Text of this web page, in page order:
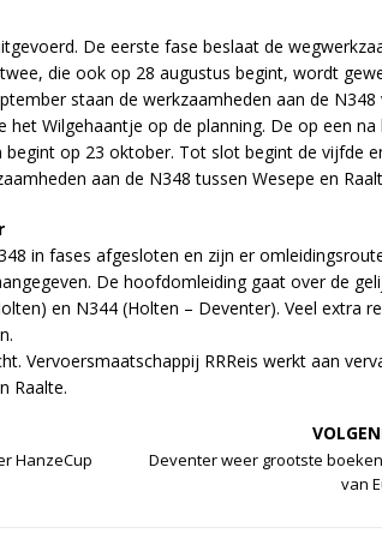
De eerste fase beslaat de
die ook op 28 augustus begint, wordt
staan de werkzaamheden aan de N348
het Wilgehaantje op de planning. De op een
op 23 oktober. Tot slot begint de vijfde
aan de N348 tussen Wesepe en
in fases afgesloten en zijn er
De hoofdomleiding gaat over de
en N344 (Holten – Deventer). Veel extra
Vervoersmaatschappij RRReis werkt aan
Raalte.
HanzeCup
Deventer weer grootste
van